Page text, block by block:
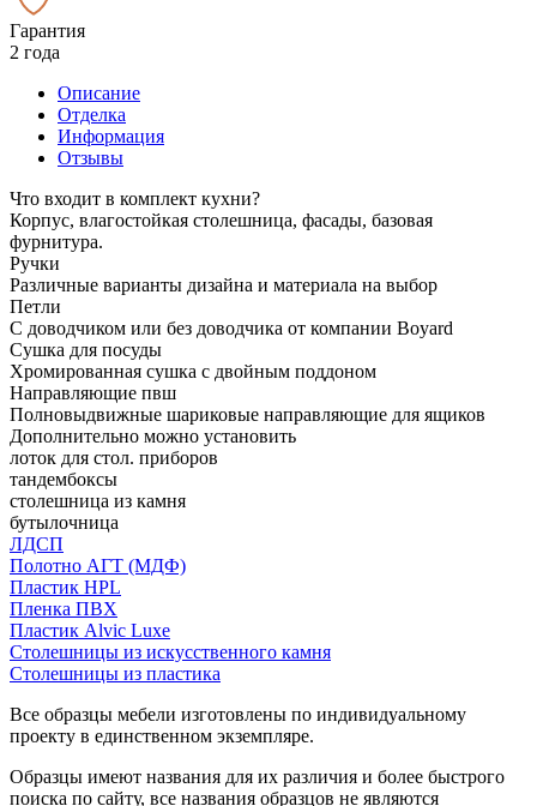
Гарантия
2 года
Описание
Отделка
Информация
Отзывы
Что входит в комплект кухни?
Корпус, влагостойкая столешница, фасады, базовая
фурнитура.
Ручки
Различные варианты дизайна и материала на выбор
Петли
С доводчиком или без доводчика от компании Boyard
Сушка для посуды
Хромированная сушка с двойным поддоном
Направляющие пвш
Полновыдвижные шариковые направляющие для ящиков
Дополнительно можно установить
лоток для стол. приборов
тандембоксы
столешница из камня
бутылочница
ЛДСП
Полотно АГТ (МДФ)
Пластик HPL
Пленка ПВХ
Пластик Alvic Luxe
Столешницы из искусственного камня
Столешницы из пластика
Все образцы мебели изготовлены по индивидуальному
проекту в единственном экземпляре.
Образцы имеют названия для их различия и более быстрого
поиска по сайту, все названия образцов не являются